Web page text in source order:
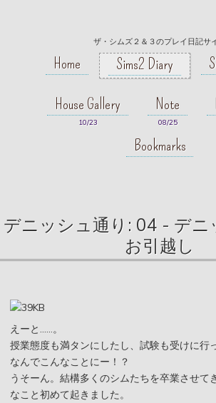
ザ・シムズ２＆３のプレイ日記サ
Home Sims2 Diary
House Gallery
10/23
Note
08/25
Bookmarks
デニッシュ通り: 04 - デニ
お引越し
えーと……。
授業態度も満タンにしたし、試験も受けに行
なんでこんなことにー！？
うそーん。結構多くのシムたちを卒業させて
なこと初めて起きました。